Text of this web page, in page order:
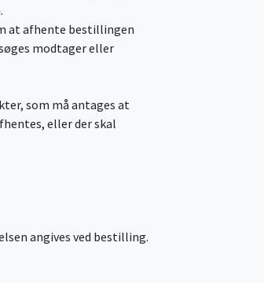
at afhente bestillingen
modtager eller
som må antages at
eller der skal
angives ved bestilling.